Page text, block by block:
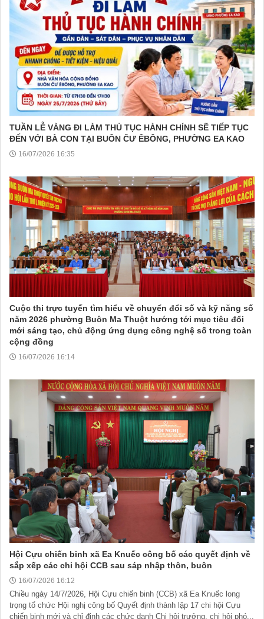
TUẦN LỄ VÀNG ĐI LÀM THỦ TỤC HÀNH CHÍNH SẼ TIẾP TỤC
ĐẾN VỚI BÀ CON TẠI BUÔN ČƯ ÊBÔNG, PHƯỜNG EA KAO
16/07/2026 16:35
Cuộc thi trực tuyến tìm hiểu về chuyển đổi số và kỹ năng số
năm 2026 phường Buôn Ma Thuột hướng tới mục tiêu đổi
mới sáng tạo, chủ động ứng dụng công nghệ số trong toàn
cộng đồng
16/07/2026 16:14
Hội Cựu chiến binh xã Ea Knuếc công bố các quyết định về
sắp xếp các chi hội CCB sau sáp nhập thôn, buôn
16/07/2026 16:12
Chiều ngày 14/7/2026, Hội Cựu chiến binh (CCB) xã Ea Knuếc long
trọng tổ chức Hội nghị công bố Quyết định thành lập 17 chi hội Cựu
chiến binh mới và chỉ định các chức danh Chi hội trưởng, chi hội phó...